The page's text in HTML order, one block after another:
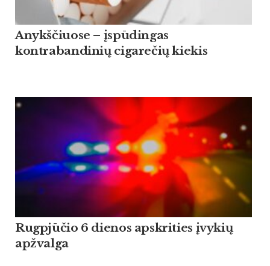
Anykščiuose – įspūdingas
kontrabandinių cigarečių kiekis
Rugpjūčio 6 dienos apskrities įvykių
apžvalga